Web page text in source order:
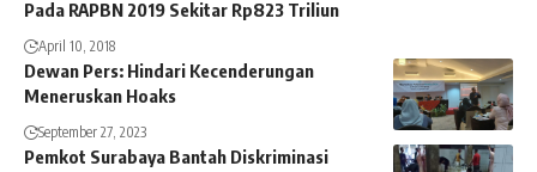
Pada RAPBN 2019 Sekitar Rp823 Triliun
April 10, 2018
Dewan Pers: Hindari Kecenderungan
Meneruskan Hoaks
September 27, 2023
Pemkot Surabaya Bantah Diskriminasi